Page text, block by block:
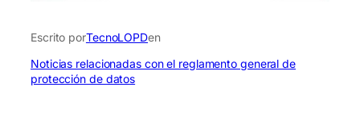
Escrito porTecnoLOPDen
Noticias relacionadas con el reglamento general de
protección de datos